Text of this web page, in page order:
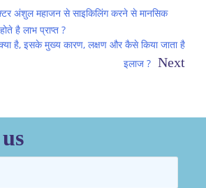
अंशुल महाजन से साइकिलिंग करने से मानसिक
है लाभ प्राप्त ?
क्या है, इसके मुख्य कारण, लक्षण और कैसे किया जाता है
इलाज ?